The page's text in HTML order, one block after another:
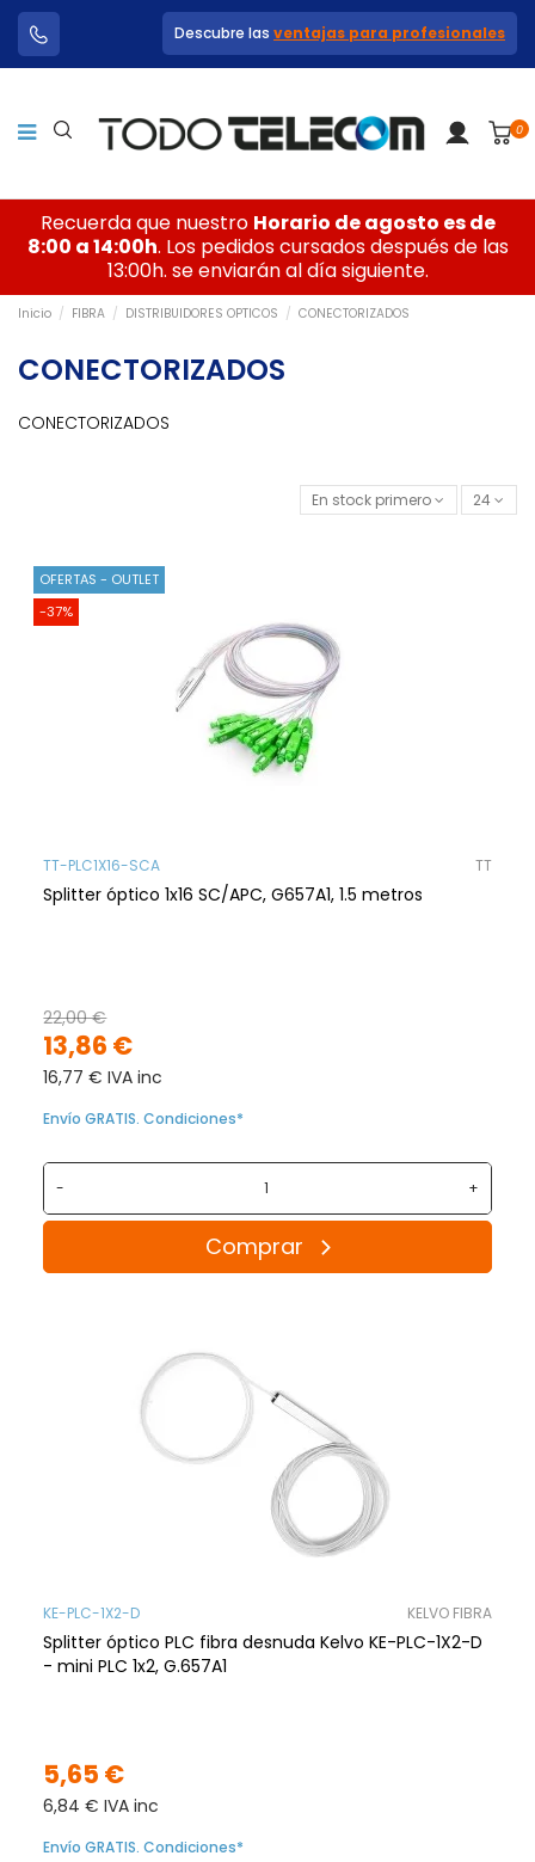
Descubre las ventajas para profesionales
0
Recuerda que nuestro Horario de agosto es de
8:00 a 14:00h. Los pedidos cursados después de las
13:00h. se enviarán al día siguiente.
Inicio FIBRA DISTRIBUIDORES OPTICOS CONECTORIZADOS
CONECTORIZADOS
CONECTORIZADOS
En stock primero 24
OFERTAS - OUTLET
-37%
TT-PLC1X16-SCA TT
Splitter óptico 1x16 SC/APC, G657A1, 1.5 metros
13,86 €
22,00 €
16,77 € IVA inc
Envío GRATIS. Condiciones*
- +
Comprar
KE-PLC-1X2-D KELVO FIBRA
Splitter óptico PLC fibra desnuda Kelvo KE-PLC-1X2-D
- mini PLC 1x2, G.657A1
5,65 €
6,84 € IVA inc
Envío GRATIS. Condiciones*